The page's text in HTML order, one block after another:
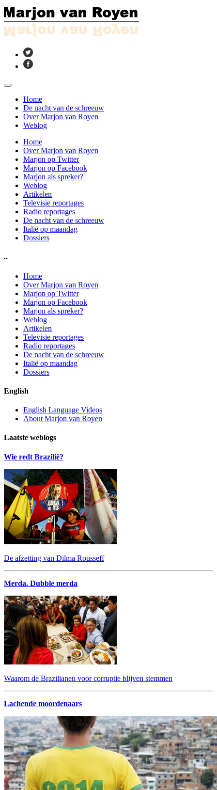
Home
De nacht van de schreeuw
Over Marjon van Royen
Weblog
Home
Over Marjon van Royen
Marjon op Twitter
Marjon op Facebook
Marjon als spreker?
Weblog
Artikelen
Televisie reportages
Radio reportages
De nacht van de schreeuw
Italië op maandag
Dossiers
..
Home
Over Marjon van Royen
Marjon op Twitter
Marjon op Facebook
Marjon als spreker?
Weblog
Artikelen
Televisie reportages
Radio reportages
De nacht van de schreeuw
Italië op maandag
Dossiers
English
English Language Videos
About Marjon van Royen
Laatste weblogs
Wie redt Brazilië?
De afzetting van Dilma Rousseff
Merda. Dubble merda
Waarom de Brazilianen voor corruptie blijven stemmen
Lachende moordenaars